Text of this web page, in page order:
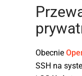
Obecnie
SSH na